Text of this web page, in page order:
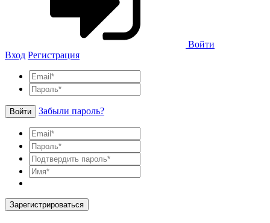
Войти
Вход Регистрация
Войти Забыли пароль?
Зарегистрироваться